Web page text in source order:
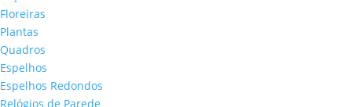
Floreiras
Plantas
Quadros
Espelhos
Espelhos Redondos
Relógios de Parede